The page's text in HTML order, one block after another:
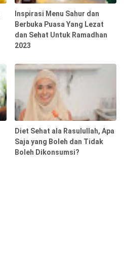
Inspirasi Menu Sahur dan
Berbuka Puasa Yang Lezat
dan Sehat Untuk Ramadhan
2023
Diet Sehat ala Rasulullah, Apa
Saja yang Boleh dan Tidak
Boleh Dikonsumsi?